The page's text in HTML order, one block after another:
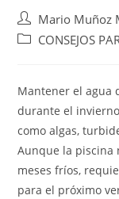
Mario Muñoz
CONSEJOS
Mantener el agua
durante el
como algas,
Aunque la piscina
meses fríos,
para el próximo